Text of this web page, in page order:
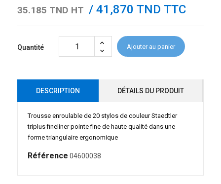
35.185 TND HT / 41,870 TND TTC
Quantité Ajouter au panier
DESCRIPTION DÉTAILS DU PRODUIT
Trousse enroulable de 20 stylos de couleur Staedtler
triplus fineliner pointe fine de haute qualité dans une
forme triangulaire ergonomique
Référence 04600038